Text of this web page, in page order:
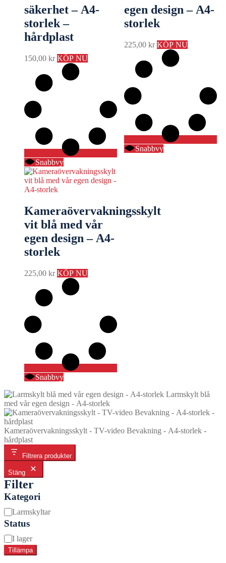
säkerhet – A4-
storlek –
hårdplast
150,00 kr KÖP NU
Snabbvy
egen design – A4-
storlek
225,00kr KÖP NU
Snabbvy
Kameraövervakningsskylt
vit blå med vår
egen design – A4-
storlek
225,00 kr KÖP NU
Snabbvy
Larmskylt blå
med vår egen design - A4-storlek
Kameraövervakningsskylt - TV-video Bevakning - A4-storlek -
hårdplast
Filtrera produkter
Stäng
Filter
Kategori
Kategori
Larmskyltar
Status
Tillgänglighet
I lager
Tillämpa